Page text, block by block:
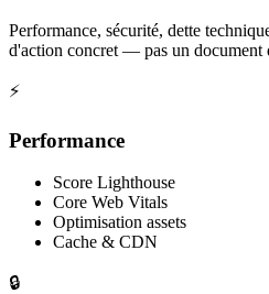
Performance, sécurité, dette
d'action concret — pas un document
⚡
Performance
Score Lighthouse
Core Web Vitals
Optimisation assets
Cache & CDN
🔒